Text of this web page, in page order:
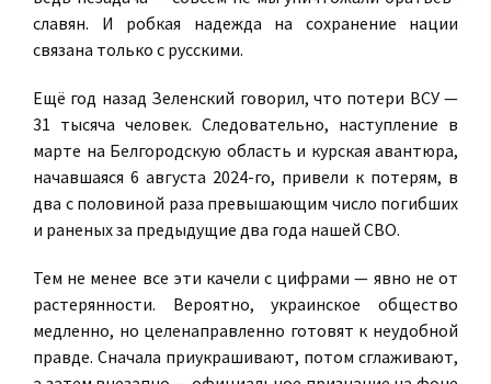
славян. И робкая надежда на сохранение нации
связана только с русскими.
Ещё год назад Зеленский говорил, что потери ВСУ —
31 тысяча человек. Следовательно, наступление в
марте на Белгородскую область и курская авантюра,
начавшаяся 6 августа 2024-го, привели к потерям, в
два с половиной раза превышающим число погибших
и раненых за предыдущие два года нашей СВО.
Тем не менее все эти качели с цифрами — явно не от
растерянности. Вероятно, украинское общество
медленно, но целенаправленно готовят к неудобной
правде. Сначала приукрашивают, потом сглаживают,